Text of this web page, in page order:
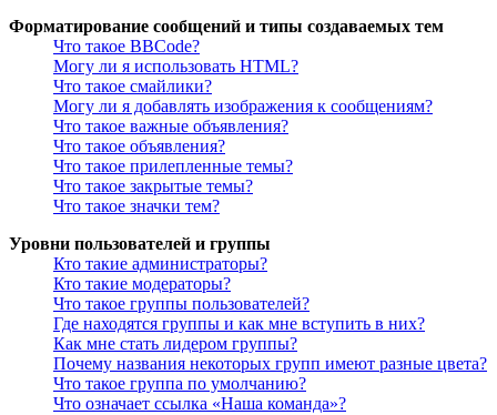
Форматирование сообщений и типы создаваемых тем
Что такое BBCode?
Могу ли я использовать HTML?
Что такое смайлики?
Могу ли я добавлять изображения к сообщениям?
Что такое важные объявления?
Что такое объявления?
Что такое прилепленные темы?
Что такое закрытые темы?
Что такое значки тем?
Уровни пользователей и группы
Кто такие администраторы?
Кто такие модераторы?
Что такое группы пользователей?
Где находятся группы и как мне вступить в них?
Как мне стать лидером группы?
Почему названия некоторых групп имеют разные цвета?
Что такое группа по умолчанию?
Что означает ссылка «Наша команда»?